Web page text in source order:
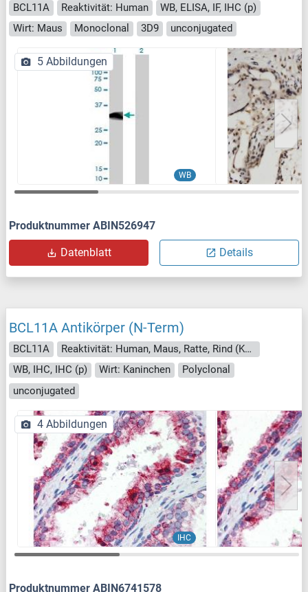
BCL11A Reaktivität: Human
WB, ELISA, IF, IHC (p)
Wirt: Maus
Monoclonal 3D9 unconjugated
WB
5 Abbildungen
Produktnummer ABIN526947
Datenblatt Details
BCL11A Antikörper (N-Term)
BCL11A
Reaktivität: Human, Maus, Ratte, Rind (Kuh), Hund, Pferd, Schwein, Zebrafisch (Danio rerio), Huhn, Fledermaus, Affe
WB, IHC, IHC (p)
Wirt: Kaninchen
Polyclonal
unconjugated
IHC
4 Abbildungen
Produktnummer ABIN6741578